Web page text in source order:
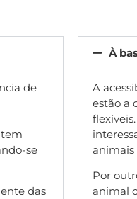
de
se
das
À
A
estão a
animais
Por
animal